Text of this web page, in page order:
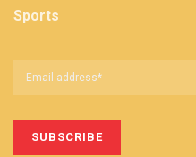
Sports